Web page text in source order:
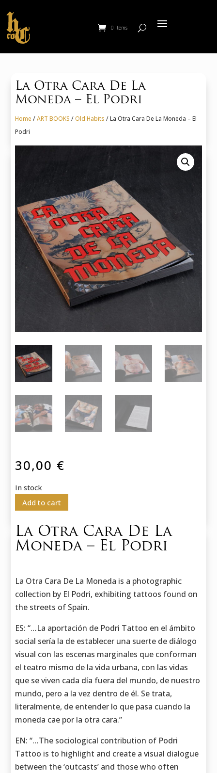
0 Items
La Otra Cara De La
Moneda – El Podri
Home /ART BOOKS /Old Habits / La Otra Cara De La Moneda – El
Podri
30,00 €
In stock
Add to cart
La Otra Cara De La
Moneda – El Podri
La Otra Cara De La Moneda is a photographic
collection by El Podri, exhibiting tattoos found on
the streets of Spain.
ES: “…La aportación de Podri Tattoo en el ámbito
social sería la de establecer una suerte de diálogo
visual con las escenas marginales que conforman
el teatro mismo de la vida urbana, con las vidas
que se viven cada día fuera del mundo, de nuestro
mundo, pero a la vez dentro de él. Se trata,
literalmente, de entender lo que pasa cuando la
moneda cae por la otra cara.”
EN: “…The sociological contribution of Podri
Tattoo is to highlight and create a visual dialogue
between the ‘outcasts’ and those who often